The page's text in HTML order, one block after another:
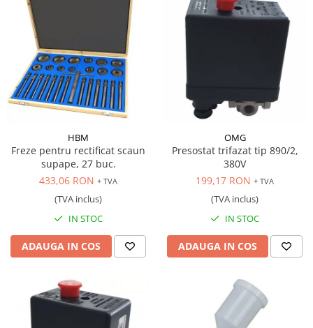
HBM
Freze pentru rectificat scaun
supape, 27 buc.
433,06 RON + TVA
(TVA inclus)
IN STOC
ADAUGA IN COS
OMG
Presostat trifazat tip 890/2,
380V
199,17 RON + TVA
(TVA inclus)
IN STOC
ADAUGA IN COS